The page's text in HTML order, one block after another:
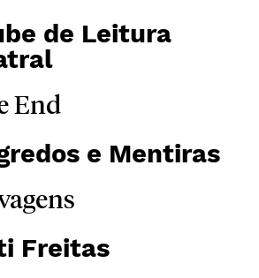
de Leitura
End
e Mentiras
Freitas